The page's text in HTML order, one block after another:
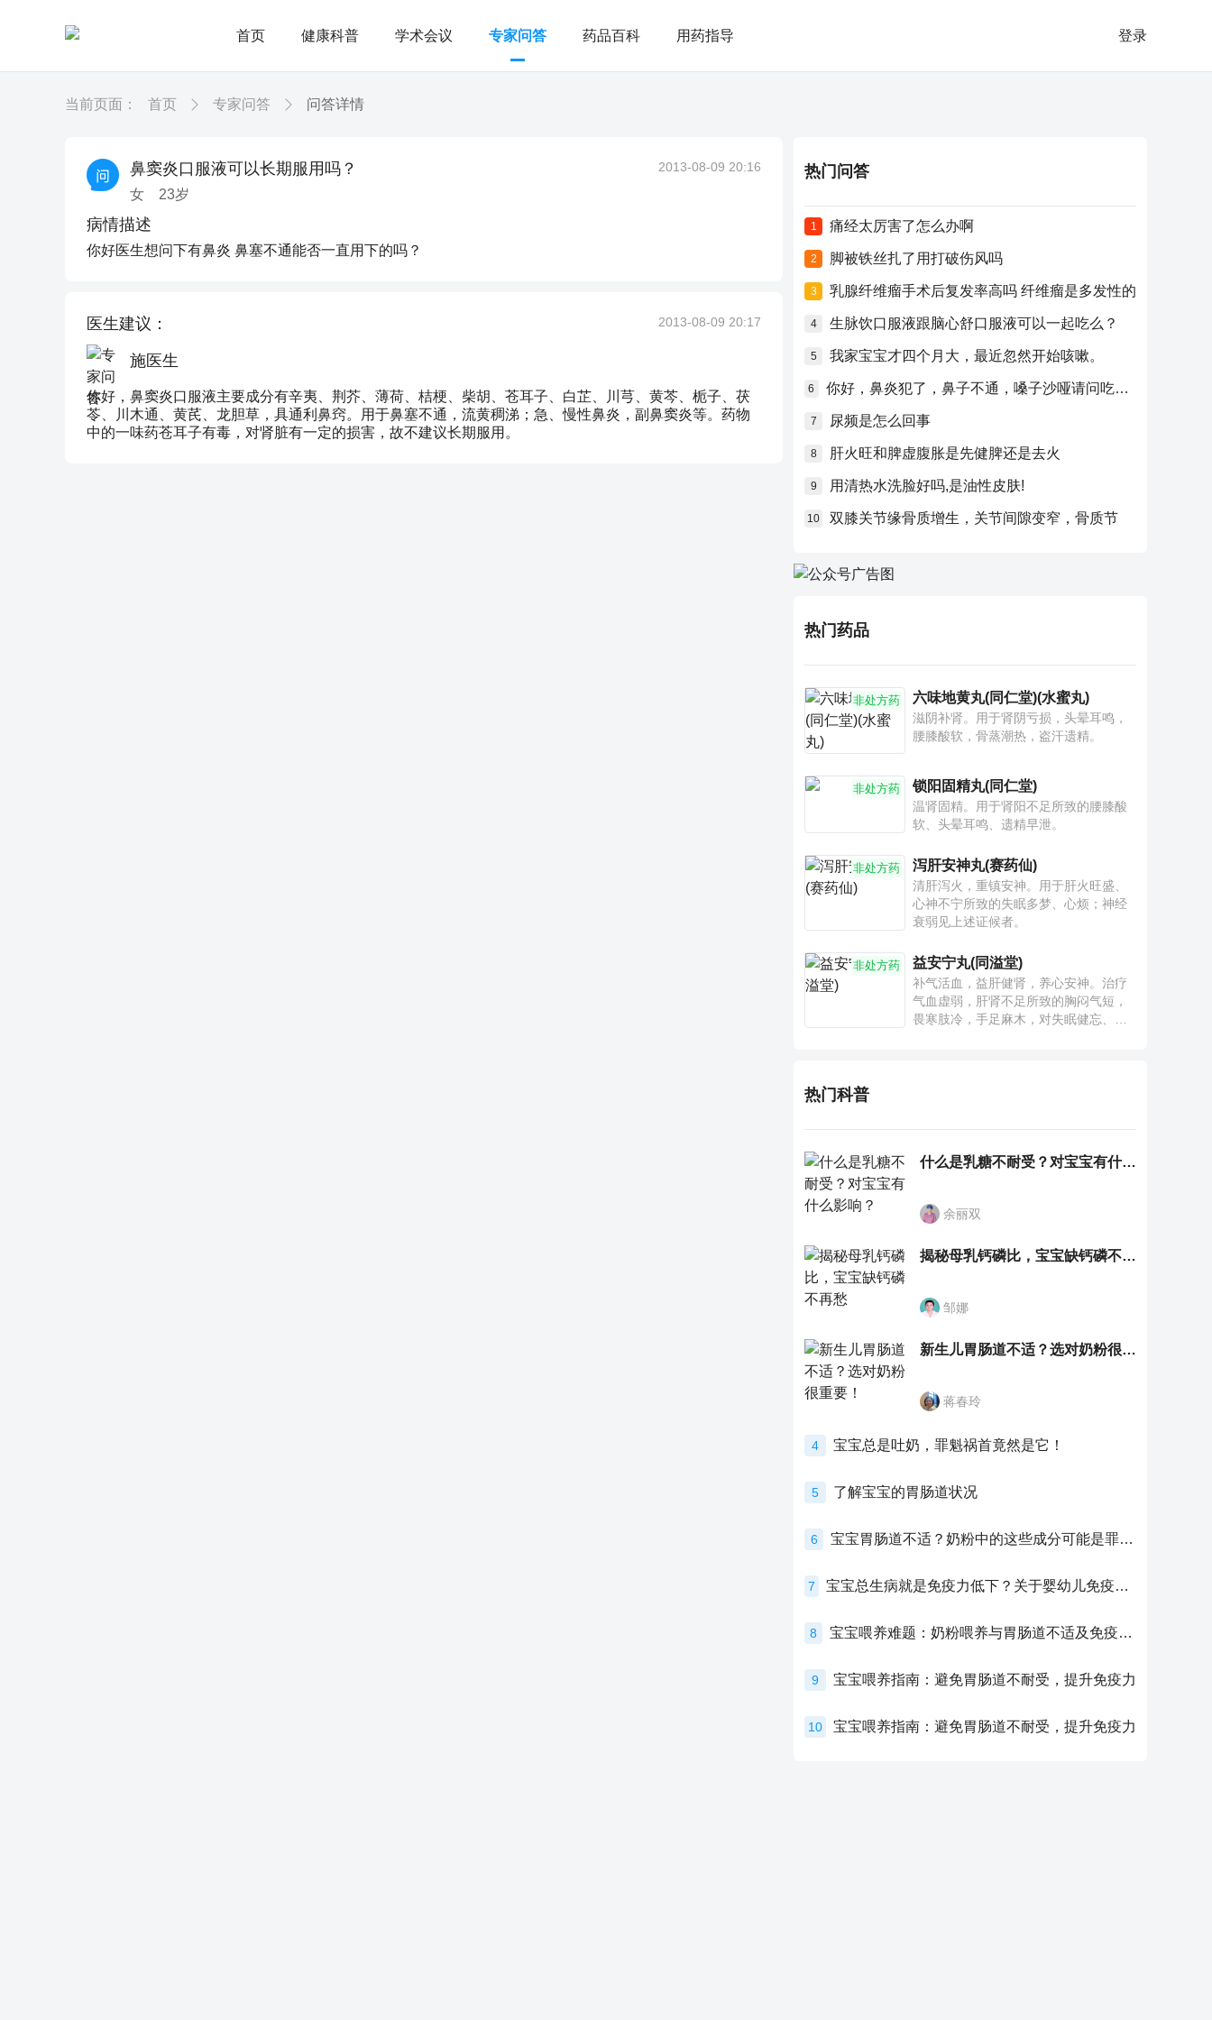
首页 健康科普 学术会议 专家问答 药品百科 用药指导 登录
当前页面： 首页 专家问答 问答详情
鼻窦炎口服液可以长期服用吗？
女 23岁
2013-08-09 20:16
病情描述
你好医生想问下有鼻炎 鼻塞不通能否一直用下的吗？
医生建议： 2013-08-09 20:17
施医生
你好，鼻窦炎口服液主要成分有辛夷、荆芥、薄荷、桔梗、柴胡、苍耳子、白芷、川芎、黄芩、栀子、茯
苓、川木通、黄芪、龙胆草，具通利鼻窍。用于鼻塞不通，流黄稠涕；急、慢性鼻炎，副鼻窦炎等。药物
中的一味药苍耳子有毒，对肾脏有一定的损害，故不建议长期服用。
热门问答
1 痛经太厉害了怎么办啊
2 脚被铁丝扎了用打破伤风吗
3 乳腺纤维瘤手术后复发率高吗 纤维瘤是多发性的
4 生脉饮口服液跟脑心舒口服液可以一起吃么？
5 我家宝宝才四个月大，最近忽然开始咳嗽。
6 你好，鼻炎犯了，鼻子不通，嗓子沙哑请问吃什么药比较好？
7 尿频是怎么回事
8 肝火旺和脾虚腹胀是先健脾还是去火
9 用清热水洗脸好吗,是油性皮肤!
10 双膝关节缘骨质增生，关节间隙变窄，骨质节
热门药品
非处方药 六味地黄丸(同仁堂)(水蜜丸)
滋阴补肾。用于肾阴亏损，头晕耳鸣，
腰膝酸软，骨蒸潮热，盗汗遗精。
非处方药 锁阳固精丸(同仁堂)
温肾固精。用于肾阳不足所致的腰膝酸
软、头晕耳鸣、遗精早泄。
非处方药 泻肝安神丸(赛药仙)
清肝泻火，重镇安神。用于肝火旺盛、
心神不宁所致的失眠多梦、心烦；神经
衰弱见上述证候者。
非处方药 益安宁丸(同溢堂)
补气活血，益肝健肾，养心安神。治疗
气血虚弱，肝肾不足所致的胸闷气短，
畏寒肢冷，手足麻木，对失眠健忘、神
热门科普
什么是乳糖不耐受？对宝宝有什么影响？
余丽双
揭秘母乳钙磷比，宝宝缺钙磷不再愁
邹娜
新生儿胃肠道不适？选对奶粉很重要！
蒋春玲
4 宝宝总是吐奶，罪魁祸首竟然是它！
5 了解宝宝的胃肠道状况
6 宝宝胃肠道不适？奶粉中的这些成分可能是罪魁祸首！
7 宝宝总生病就是免疫力低下？关于婴幼儿免疫力的真相，家长必须了解！
8 宝宝喂养难题：奶粉喂养与胃肠道不适及免疫力提升的奥秘
9 宝宝喂养指南：避免胃肠道不耐受，提升免疫力
10 宝宝喂养指南：避免胃肠道不耐受，提升免疫力